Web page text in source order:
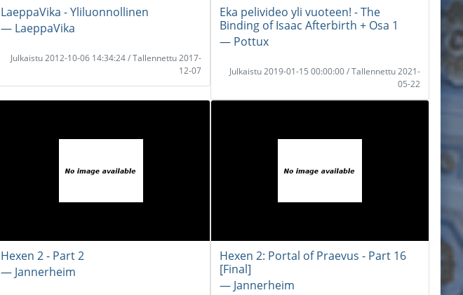
LaeppaVika - Yliluonnollinen
― LaeppaVika
Julkaistu 2012-10-06 14:34:24 / Tallennettu 2017-
12-07
Eka pelivideo yli vuoteen! - The
Binding of Isaac Afterbirth + Osa 1
― Pottux
Julkaistu 2019-01-15 00:00:00 / Tallennettu 2021-
05-22
Hexen 2 - Part 2
― Jannerheim
Hexen 2: Portal of Praevus - Part 16
[Final]
― Jannerheim